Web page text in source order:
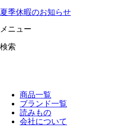
夏季休暇のお知らせ
メニュー
検索
商品一覧
ブランド一覧
読みもの
会社について